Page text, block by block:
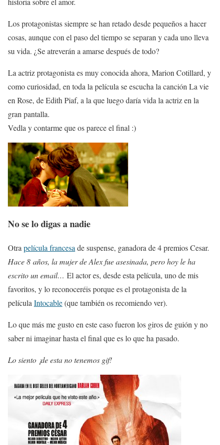
Los protagonistas siempre se han retado desde pequeños a hacer
cosas, aunque con el paso del tiempo se separan y cada uno lleva
su vida. ¿Se atreverán a amarse después de todo?
La actriz protagonista es muy conocida ahora, Marion Cotillard, y
como curiosidad, en toda la película se escucha la canción La vie
en Rose, de Edith Piaf, a la que luego daría vida la actriz en la
gran pantalla.
Vedla y contarme que os parece el final :)
No se lo digas a nadie
Otra película francesa de suspense, ganadora de 4 premios Cesar.
Hace 8 años, la mujer de Alex fue asesinada, pero hoy le ha
escrito un email… El actor es, desde esta película, uno de mis
favoritos, y lo reconoceréis porque es el protagonista de la
película Intocable(que también os recomiendo ver).
Lo que más me gusto en este caso fueron los giros de guión y no
saber ni imaginar hasta el final que es lo que ha pasado.
Lo siento ¡de esta no tenemos gif!